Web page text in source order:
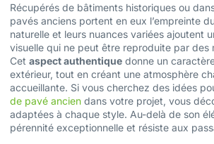
Récupérés de bâtiments historiques ou
pavés anciens portent en eux l’empreinte
naturelle et leurs nuances variées ajoutent
visuelle qui ne peut être reproduite par des
Cet aspect authentique donne un
extérieur, tout en créant une atmosphère
accueillante. Si vous cherchez des idées
de pavé ancien dans votre projet, vous
adaptées à chaque style. Au-delà de son
pérennité exceptionnelle et résiste aux